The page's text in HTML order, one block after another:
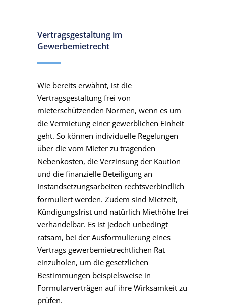
Vertragsgestaltung im
Gewerbemietrecht
Wie bereits erwähnt, ist die
Vertragsgestaltung frei von
mieterschützenden Normen, wenn es um
die Vermietung einer gewerblichen Einheit
geht. So können individuelle Regelungen
über die vom Mieter zu tragenden
Nebenkosten, die Verzinsung der Kaution
und die finanzielle Beteiligung an
Instandsetzungsarbeiten rechtsverbindlich
formuliert werden. Zudem sind Mietzeit,
Kündigungsfrist und natürlich Miethöhe frei
verhandelbar. Es ist jedoch unbedingt
ratsam, bei der Ausformulierung eines
Vertrags gewerbemietrechtlichen Rat
einzuholen, um die gesetzlichen
Bestimmungen beispielsweise in
Formularverträgen auf ihre Wirksamkeit zu
prüfen.